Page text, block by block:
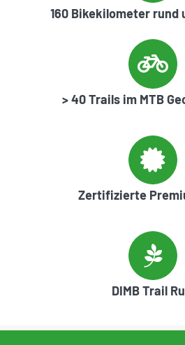
160 Bikekilometer rund
> 40 Trails im MTB
Zertifizierte
DIMB Trail